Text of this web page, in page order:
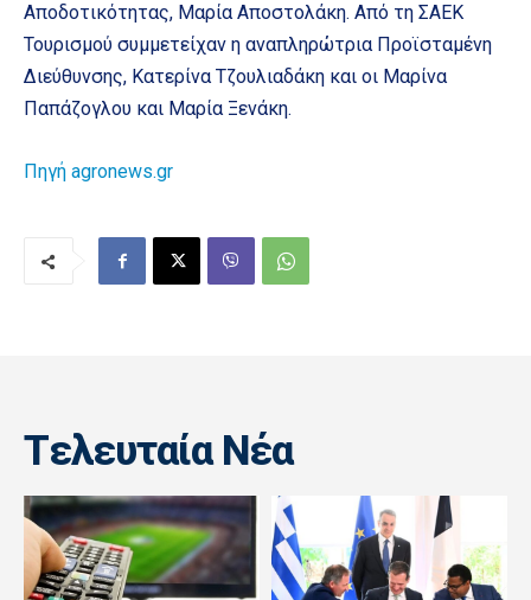
Αποδοτικότητας, Μαρία Αποστολάκη. Από τη ΣΑΕΚ
Τουρισμού συμμετείχαν η αναπληρώτρια Προϊσταμένη
Διεύθυνσης, Κατερίνα Τζουλιαδάκη και οι Μαρίνα
Παπάζογλου και Μαρία Ξενάκη.
Πηγή agronews.gr
Tελευταία Nέα